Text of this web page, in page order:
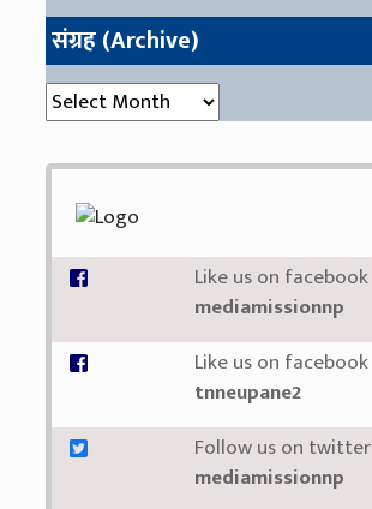
संग्रह (Archive)
संग्रह (Archive)
Like us on facebook
mediamissionnp
Like us on facebook
tnneupane2
Follow us on twitter
mediamissionnp